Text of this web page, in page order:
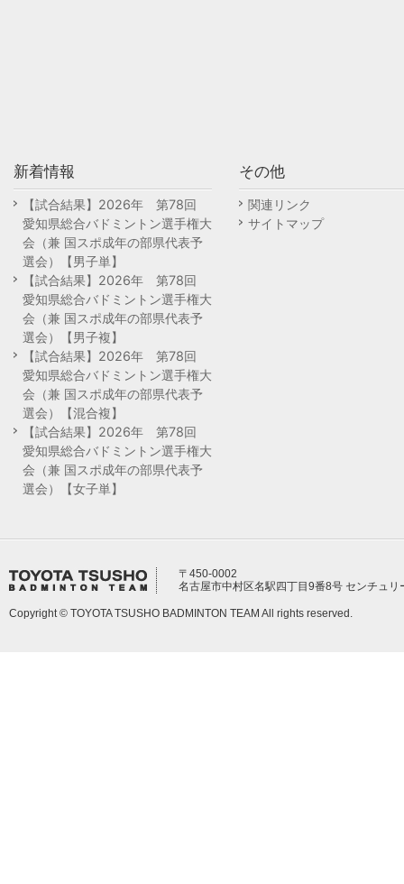
新着情報
【試合結果】2026年 第78回
愛知県総合バドミントン選手権大
会（兼 国スポ成年の部県代表予
選会）【男子単】
【試合結果】2026年 第78回
愛知県総合バドミントン選手権大
会（兼 国スポ成年の部県代表予
選会）【男子複】
【試合結果】2026年 第78回
愛知県総合バドミントン選手権大
会（兼 国スポ成年の部県代表予
選会）【混合複】
【試合結果】2026年 第78回
愛知県総合バドミントン選手権大
会（兼 国スポ成年の部県代表予
選会）【女子単】
その他
関連リンク
サイトマップ
〒450-0002
名古屋市中村区名駅四丁目9番8号 センチュリ
Copyright © TOYOTA TSUSHO BADMINTON TEAM All rights reserved.